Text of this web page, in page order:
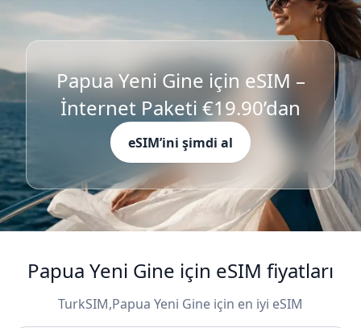
Papua Yeni Gine için eSIM –
İnternet Paketi €19.90’dan
eSIM’ini şimdi al
Papua Yeni Gine için eSIM fiyatları
TurkSIM,Papua Yeni Gine için en iyi eSIM